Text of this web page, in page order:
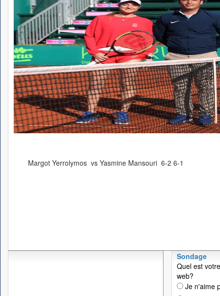
Margot Yerrolymos vs Yasmine Mansouri 6-2 6-1
Sondage
Quel est
web?
Je n'aime